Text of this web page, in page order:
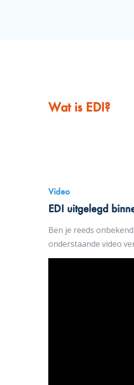
Wat is EDI?
Video
EDI uitgelegd
Ben je reeds
onderstaande video